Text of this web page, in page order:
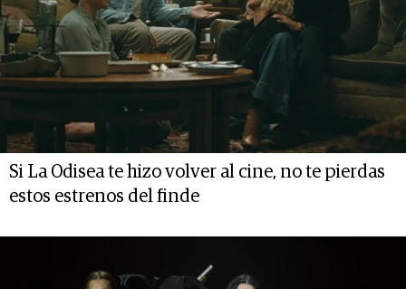
Si La Odisea te hizo volver al cine, no te pierdas
estos estrenos del finde